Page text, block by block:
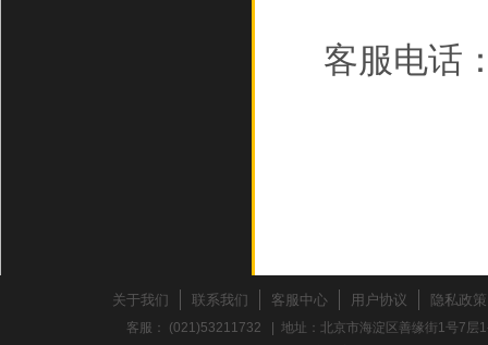
客服电话
关于我们 联系我们 客服中心 用户协议 隐私政策
客服： (021)53211732 | 地址：北京市海淀区善缘街1号7